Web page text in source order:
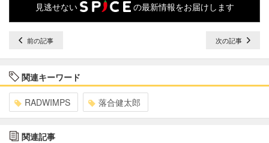
見逃せない の最新情報をお届けします
前の記事 次の記事
関連キーワード
RADWIMPS 落合健太郎
関連記事